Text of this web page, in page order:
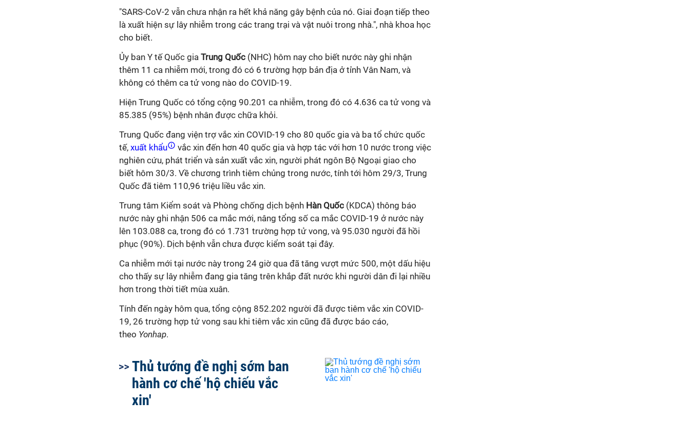
"SARS-CoV-2 vẫn chưa nhận ra hết khả năng gây bệnh của nó. Giai đoạn tiếp theo
là xuất hiện sự lây nhiễm trong các trang trại và vật nuôi trong nhà.", nhà khoa học
cho biết.
Ủy ban Y tế Quốc gia Trung Quốc (NHC) hôm nay cho biết nước này ghi nhận
thêm 11 ca nhiễm mới, trong đó có 6 trường hợp bản địa ở tỉnh Vân Nam, và
không có thêm ca tử vong nào do COVID-19.
Hiện Trung Quốc có tổng cộng 90.201 ca nhiễm, trong đó có 4.636 ca tử vong và
85.385 (95%) bệnh nhân được chữa khỏi.
Trung Quốc đang viện trợ vắc xin COVID-19 cho 80 quốc gia và ba tổ chức quốc
tế, xuất khẩu
vắc xin đến hơn 40 quốc gia và hợp tác với hơn 10 nước trong việc
nghiên cứu, phát triển và sản xuất vắc xin, người phát ngôn Bộ Ngoại giao cho
biết hôm 30/3. Về chương trình tiêm chủng trong nước, tính tới hôm 29/3, Trung
Quốc đã tiêm 110,96 triệu liều vắc xin.
Trung tâm Kiểm soát và Phòng chống dịch bệnh Hàn Quốc (KDCA) thông báo
nước này ghi nhận 506 ca mắc mới, nâng tổng số ca mắc COVID-19 ở nước này
lên 103.088 ca, trong đó có 1.731 trường hợp tử vong, và 95.030 người đã hồi
phục (90%). Dịch bệnh vẫn chưa được kiểm soát tại đây.
Ca nhiễm mới tại nước này trong 24 giờ qua đã tăng vượt mức 500, một dấu hiệu
cho thấy sự lây nhiễm đang gia tăng trên khắp đất nước khi người dân đi lại nhiều
hơn trong thời tiết mùa xuân.
Tính đến ngày hôm qua, tổng cộng 852.202 người đã được tiêm vắc xin COVID-
19, 26 trường hợp tử vong sau khi tiêm vắc xin cũng đã được báo cáo,
theo Yonhap.
Thủ tướng đề nghị sớm ban
hành cơ chế 'hộ chiếu vắc
xin'